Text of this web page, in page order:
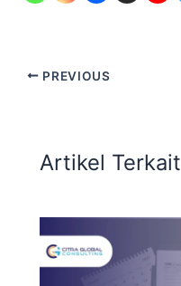
PREVIOUS
Artikel Terkait